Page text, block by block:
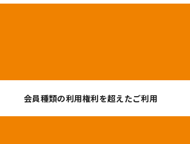
会員種類の利用権利を超えたご利用